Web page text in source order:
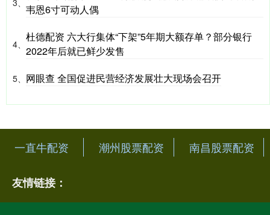
3、 韦恩6寸可动人偶
4、
杜德配资 六大行集体“下架”5年期大额存单？部分银行
2022年后就已鲜少发售
5、 网眼查 全国促进民营经济发展壮大现场会召开
一直牛配资 潮州股票配资 南昌股票配资
友情链接：